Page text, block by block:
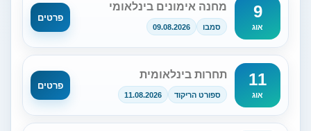
9
אוג
מחנה אימונים בינלאומי
סמבו 09.08.2026
פרטים
11
אוג
תחרות בינלאומית
ספורט הריקוד 11.08.2026
פרטים